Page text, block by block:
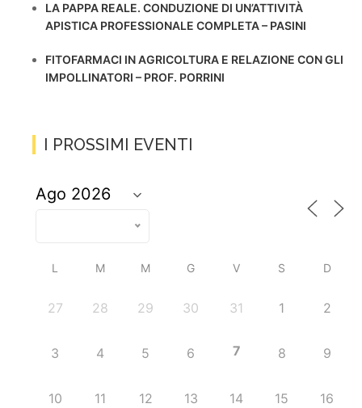
LA PAPPA REALE. CONDUZIONE DI UN’ATTIVITÀ
APISTICA PROFESSIONALE COMPLETA – PASINI
FITOFARMACI IN AGRICOLTURA E RELAZIONE CON GLI
IMPOLLINATORI – PROF. PORRINI
I PROSSIMI EVENTI
L M M G V S D
27 28 29 30 31 1 2
3 4 5 6 7 8 9
10 11 12 13 14 15 16